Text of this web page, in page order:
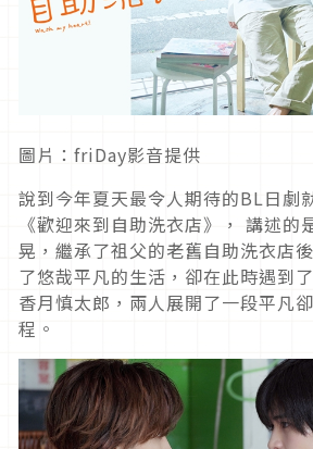
圖片：friDay影音提供
說到今年夏天最令人期待的BL日劇
《歡迎來到自助洗衣店》， 講述的
晃，繼承了祖父的老舊自助洗衣店
了悠哉平凡的生活，卻在此時遇到
香月慎太郎，兩人展開了一段平凡
程。